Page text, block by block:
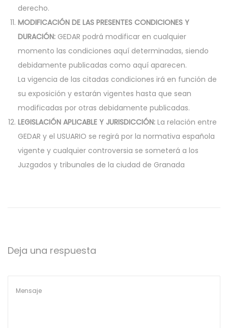
derecho.
MODIFICACIÓN DE LAS PRESENTES CONDICIONES Y
DURACIÓN: GEDAR podrá modificar en cualquier
momento las condiciones aquí determinadas, siendo
debidamente publicadas como aquí aparecen.
La vigencia de las citadas condiciones irá en función de
su exposición y estarán vigentes hasta que sean
modificadas por otras debidamente publicadas.
LEGISLACIÓN APLICABLE Y JURISDICCIÓN: La relación entre
GEDAR y el USUARIO se regirá por la normativa española
vigente y cualquier controversia se someterá a los
Juzgados y tribunales de la ciudad de Granada
Deja una respuesta